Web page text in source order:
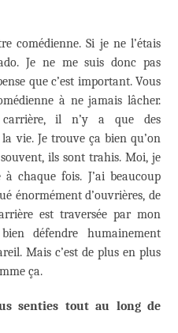
comédienne. Si je ne l’étais
Je ne me suis donc pas
que c’est important. Vous
à ne jamais lâcher.
il n’y a que des
vie. Je trouve ça bien qu’on
ils sont trahis. Moi, je
chaque fois. J’ai beaucoup
énormément d’ouvrières, de
est traversée par mon
défendre humainement
Mais c’est de plus en plus
ça.
senties tout au long de